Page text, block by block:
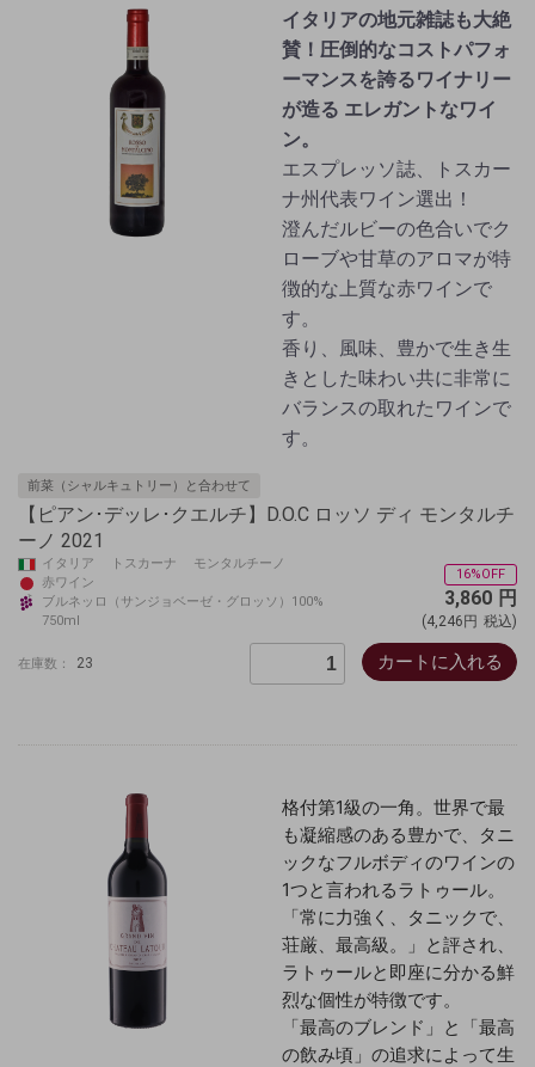
イタリアの地元雑誌も大絶
賛！圧倒的なコストパフォ
ーマンスを誇るワイナリー
が造る エレガントなワイ
ン。
エスプレッソ誌、トスカー
ナ州代表ワイン選出！
澄んだルビーの色合いでク
ローブや甘草のアロマが特
徴的な上質な赤ワインで
す。
香り、風味、豊かで生き生
きとした味わい共に非常に
バランスの取れたワインで
す。
前菜（シャルキュトリー）と合わせて
【ピアン･デッレ･クエルチ】D.O.C ロッソ ディ モンタルチ
ーノ 2021
イタリア トスカーナ モンタルチーノ
赤ワイン
ブルネッロ（サンジョベーゼ・グロッソ）100%
750ml
16%OFF
3,860 円
(4,246円 税込)
在庫数： 23 カートに入れる
格付第1級の一角。世界で最
も凝縮感のある豊かで、タニ
ックなフルボディのワインの
1つと言われるラトゥール。
「常に力強く、タニックで、
荘厳、 最高級。」と評され、
ラトゥールと即座に分かる鮮
烈な個性が特徴です。
「最高のブレンド」と「最高
の飲み頃」の追求によって生